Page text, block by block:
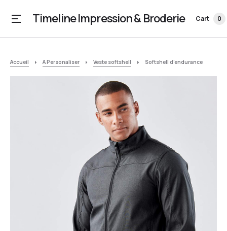
Timeline Impression & Broderie Cart 0
Accueil A Personaliser Veste softshell Softshell d’endurance